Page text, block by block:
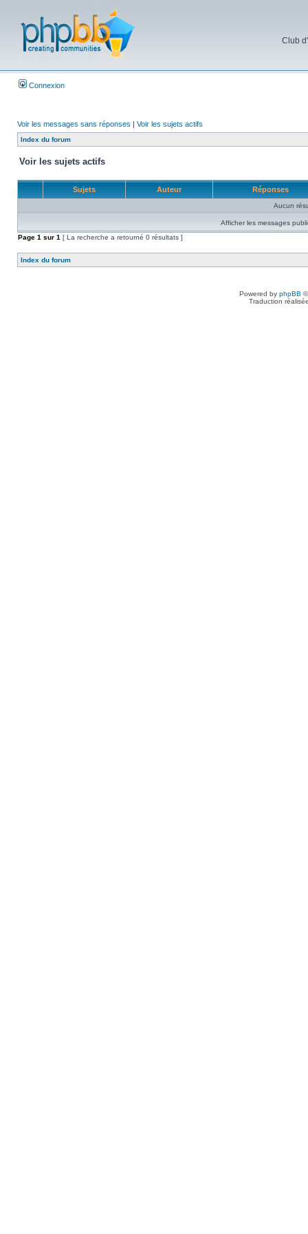
Club
Connexion
Voir les messages sans réponses | Voir les sujets actifs
Index du forum
Voir les sujets actifs
Sujets Auteur Réponses
Aucun
Afficher les messages
Page 1 sur 1 [ La recherche a retourné 0 résultats ]
Index du forum
Powered by phpBB
Traduction